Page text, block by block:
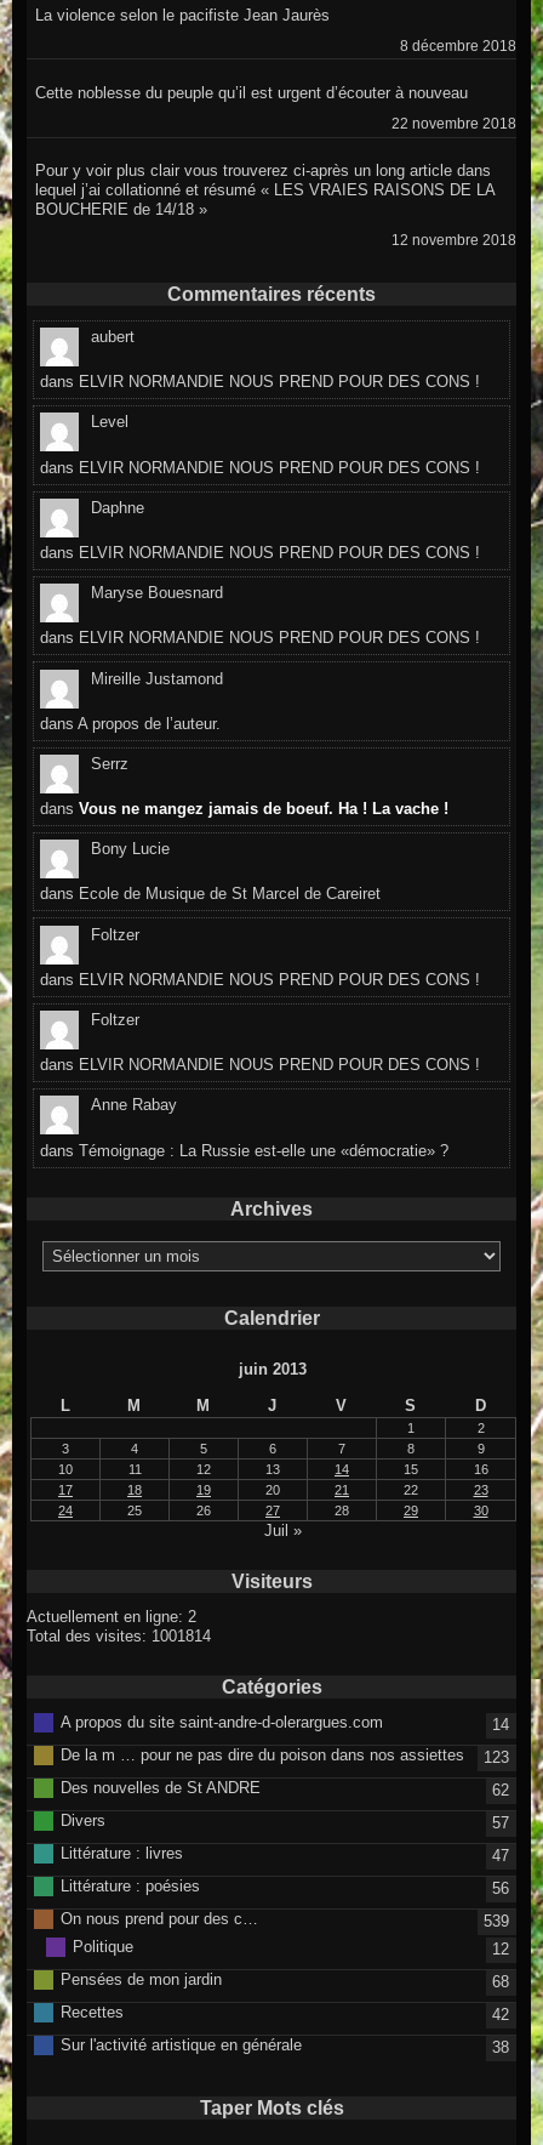
La violence selon le pacifiste Jean Jaurès
8 décembre 2018
Cette noblesse du peuple qu’il est urgent d’écouter à nouveau
22 novembre 2018
Pour y voir plus clair vous trouverez ci-après un long article dans
lequel j’ai collationné et résumé « LES VRAIES RAISONS DE LA
BOUCHERIE de 14/18 »
12 novembre 2018
Commentaires récents
aubert
dans ELVIR NORMANDIE NOUS PREND POUR DES CONS !
Level
dans ELVIR NORMANDIE NOUS PREND POUR DES CONS !
Daphne
dans ELVIR NORMANDIE NOUS PREND POUR DES CONS !
Maryse Bouesnard
dans ELVIR NORMANDIE NOUS PREND POUR DES CONS !
Mireille Justamond
dansA propos de l’auteur.
Serrz
dansVous ne mangez jamais de boeuf. Ha ! La vache !
Bony Lucie
dans Ecole de Musique de St Marcel de Careiret
Foltzer
dans ELVIR NORMANDIE NOUS PREND POUR DES CONS !
Foltzer
dans ELVIR NORMANDIE NOUS PREND POUR DES CONS !
Anne Rabay
dansTémoignage : La Russie est-elle une «démocratie» ?
Archives
Archives
Calendrier
juin 2013
L
M M J V S D
1
2
3
4 5 6 7 8
9
10
11 12 13 14 15
16
17
18 19 20 21 22
23
24
25 26 27 28 29 30
Juil »
Visiteurs
Actuellement en ligne: 2
Total des visites: 1001814
Catégories
A propos du site saint-andre-d-olerargues.com
14
De la m … pour ne pas dire du poison dans nos assiettes
123
Des nouvelles de St ANDRE
62
Divers
57
Littérature : livres
47
Littérature : poésies
56
On nous prend pour des c…
539
Politique
12
Pensées de mon jardin
68
Recettes
42
Sur l'activité artistique en générale
38
Taper Mots clés